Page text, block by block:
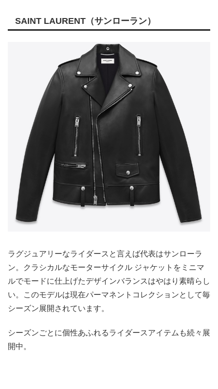
SAINT LAURENT（サンローラン）
ラグジュアリーなライダースと言えば代表はサンローラ
ン。クラシカルなモーターサイクル ジャケットをミニマ
ルでモードに仕上げたデザインバランスはやはり素晴らし
い。このモデルは現在パーマネントコレクションとして毎
シーズン展開されています。
シーズンごとに個性あふれるライダースアイテムも続々展
開中。